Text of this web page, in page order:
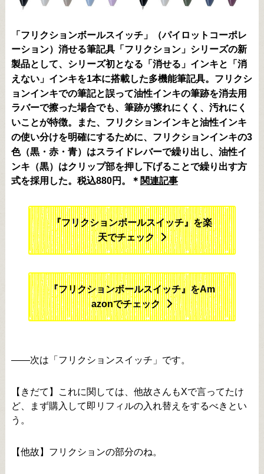
「フリクションボールスイッチ」（パイロットコーポレ
ーション）消せる筆記具「フリクション」シリーズの新
製品として、シリーズ初となる「消せる」インキと「消
えない」インキを1本に搭載した多機能筆記具。フリクシ
ョンインキでの筆記と誤って油性インキの筆跡を消去用
ラバーで擦った場合でも、筆跡が擦れにくく、汚れにく
いことが特徴。また、フリクションインキと油性インキ
の使い分けを明確にするために、フリクションインキの3
色（黒・赤・青）はスライドレバーで繰り出し、油性イ
ンキ（黒）はクリップ部を押し下げることで繰り出す方
式を採用した。税込880円。＊ 関連記事
『フリクションボールスイッチ』を楽
天でチェック
『フリクションボールスイッチ』をAm
azonでチェック
――次は「フリクションスイッチ」です。
【きだて】これに関しては、他故さんもXで言ってたけ
ど、まず購入して即リフィルの入れ替えをするべきとい
う。
【他故】フリクションの部分のね。